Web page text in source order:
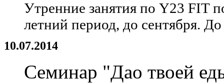
Утренние занятия по Y23 FIT
летний период, до сентября.
10.07.2014
Семинар "Дао твоей